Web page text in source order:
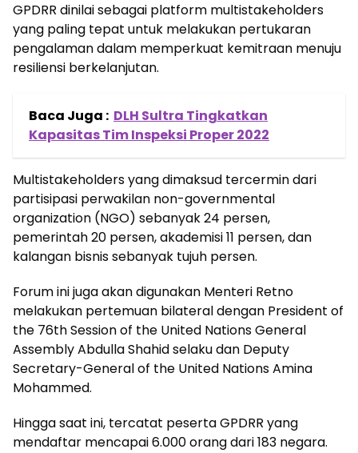
GPDRR dinilai sebagai platform multistakeholders
yang paling tepat untuk melakukan pertukaran
pengalaman dalam memperkuat kemitraan menuju
resiliensi berkelanjutan.
Baca Juga : DLH Sultra Tingkatkan
Kapasitas Tim Inspeksi Proper 2022
Multistakeholders yang dimaksud tercermin dari
partisipasi perwakilan non-governmental
organization (NGO) sebanyak 24 persen,
pemerintah 20 persen, akademisi 11 persen, dan
kalangan bisnis sebanyak tujuh persen.
Forum ini juga akan digunakan Menteri Retno
melakukan pertemuan bilateral dengan President of
the 76th Session of the United Nations General
Assembly Abdulla Shahid selaku dan Deputy
Secretary-General of the United Nations Amina
Mohammed.
Hingga saat ini, tercatat peserta GPDRR yang
mendaftar mencapai 6.000 orang dari 183 negara.